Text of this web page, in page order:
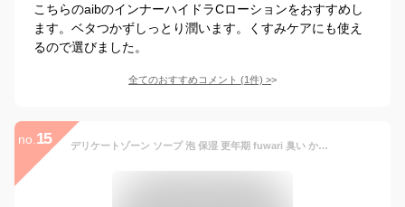
こちらのaibのインナーハイドラCローションをおすすめし
ます。ベタつかずしっとり潤います。くすみケアにも使え
るので選びました。
全てのおすすめコメント (1件) >
no. 15 デリケートゾーン ソープ 泡 保湿 更年期 fuwari 臭い かゆみ 黒ずみ 150ml 日本製 アミノ酸 フェムケア フェミニンウォッシュ 泡タイプ